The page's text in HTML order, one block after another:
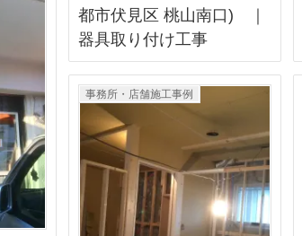
都市伏見区 桃山南口) ｜
器具取り付け工事
事務所・店舗施工事例